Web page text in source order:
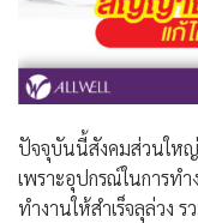
ปัจจุบันนี้สังคมส่วนให
เพราะอุปกรณ์ในการท
ทำงานให้สำเร็จลุล่วง